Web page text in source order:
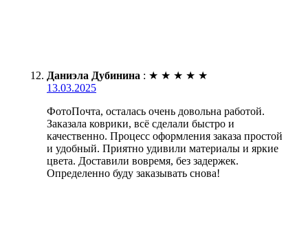
Даниэла Дубинина : ★ ★ ★ ★ ★
13.03.2025
ФотоПочта, осталась очень довольна работой.
Заказала коврики, всё сделали быстро и
качественно. Процесс оформления заказа простой
и удобный. Приятно удивили материалы и яркие
цвета. Доставили вовремя, без задержек.
Определенно буду заказывать снова!